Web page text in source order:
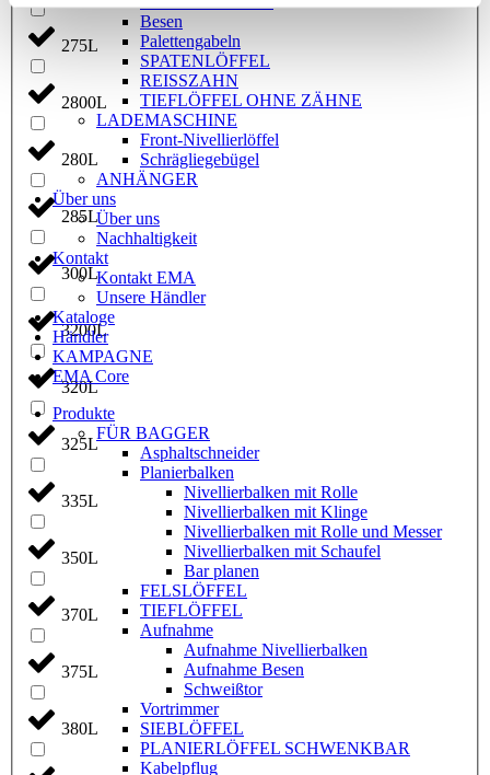
275L
2800L
280L
285L
300L
3200L
320L
325L
335L
350L
370L
375L
380L
Besen
Palettengabeln
SPATENLÖFFEL
REISSZAHN
TIEFLÖFFEL OHNE ZÄHNE
LADEMASCHINE
Front-Nivellierlöffel
Schrägliegebügel
ANHÄNGER
Über uns
Über uns
Nachhaltigkeit
Kontakt
Kontakt EMA
Unsere Händler
Kataloge
Händler
KAMPAGNE
EMA Core
Produkte
FÜR BAGGER
Asphaltschneider
Planierbalken
Nivellierbalken mit Rolle
Nivellierbalken mit Klinge
Nivellierbalken mit Rolle und Messer
Nivellierbalken mit Schaufel
Bar planen
FELSLÖFFEL
TIEFLÖFFEL
Aufnahme
Aufnahme Nivellierbalken
Aufnahme Besen
Schweißtor
Vortrimmer
SIEBLÖFFEL
PLANIERLÖFFEL SCHWENKBAR
Kabelpflug